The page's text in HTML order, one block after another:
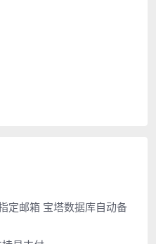
定邮箱 宝塔数据库自动备